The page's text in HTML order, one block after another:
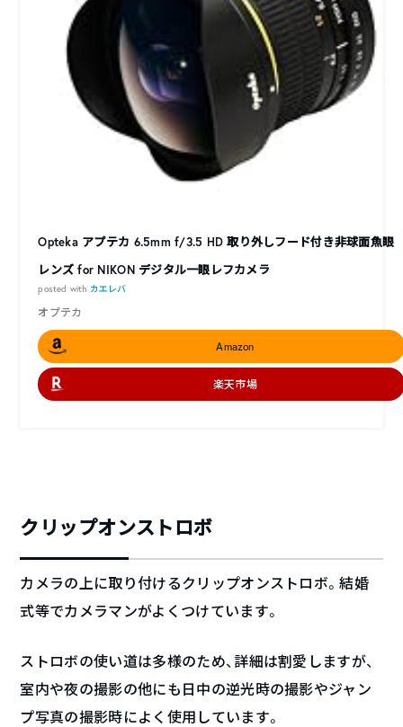
Opteka アプテカ 6.5mm f/3.5 HD 取り外しフード付き非球面魚眼
レンズ for NIKON デジタル一眼レフカメラ
posted with カエレバ
オプテカ
Amazon
楽天市場
クリップオンストロボ
カメラの上に取り付けるクリップオンストロボ。結婚
式等でカメラマンがよくつけています。
ストロボの使い道は多様のため、詳細は割愛しますが、
室内や夜の撮影の他にも日中の逆光時の撮影やジャン
プ写真の撮影時によく使用しています。